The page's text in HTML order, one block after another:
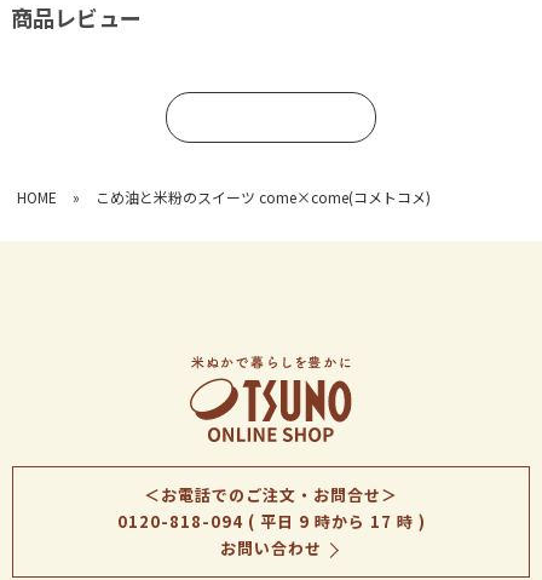
商品レビュー
HOME » こめ油と米粉のスイーツ come×come(コメトコメ)
＜お電話でのご注文・お問合せ＞
0120-818-094( 平日 9 時から 17 時 )
お問い合わせ